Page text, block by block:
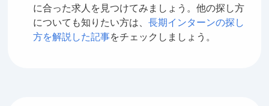
に合った求人を見つけてみましょう。他の探し方
についても知りたい方は、 長期インターンの探し
方を解説した記事をチェックしましょう。